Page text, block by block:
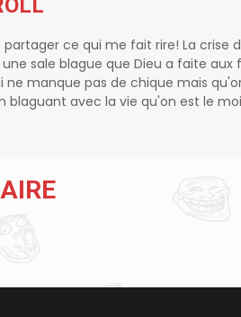
partager ce qui me fait rire! La crise
une sale blague que Dieu a faite aux
ne manque pas de chique mais
blaguant avec la vie qu'on est le